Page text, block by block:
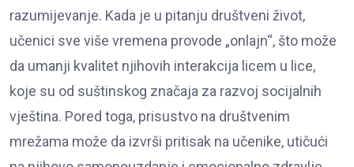
razumijevanje. Kada je u pitanju društveni život,
učenici sve više vremena provode „onlajn“, što može
da umanji kvalitet njihovih interakcija licem u lice,
koje su od suštinskog značaja za razvoj socijalnih
vještina. Pored toga, prisustvo na društvenim
mrežama može da izvrši pritisak na učenike, utičući